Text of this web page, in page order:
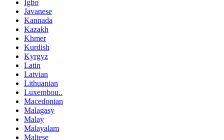
Igbo
Javanese
Kannada
Kazakh
Khmer
Kurdish
Kyrgyz
Latin
Latvian
Lithuanian
Luxembou..
Macedonian
Malagasy
Malay
Malayalam
Maltese